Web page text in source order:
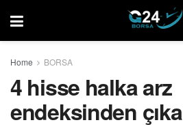
Home BORSA
4 hisse halka arz
endeksinden